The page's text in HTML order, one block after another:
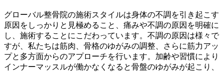
グローバル整骨院の施術スタイルは身体の不調を引き起こす
原因をしっかりと見極めること、痛みや不調の原因を明確に
し、施術することにこだわっています。不調の原因は様々で
すが、私たちは筋肉、骨格のゆがみの調整、さらに筋力アッ
プと多方面からのアプローチを行います。加齢や習慣により
インナーマッスルが働かなくなると骨盤のゆがみが起こり、